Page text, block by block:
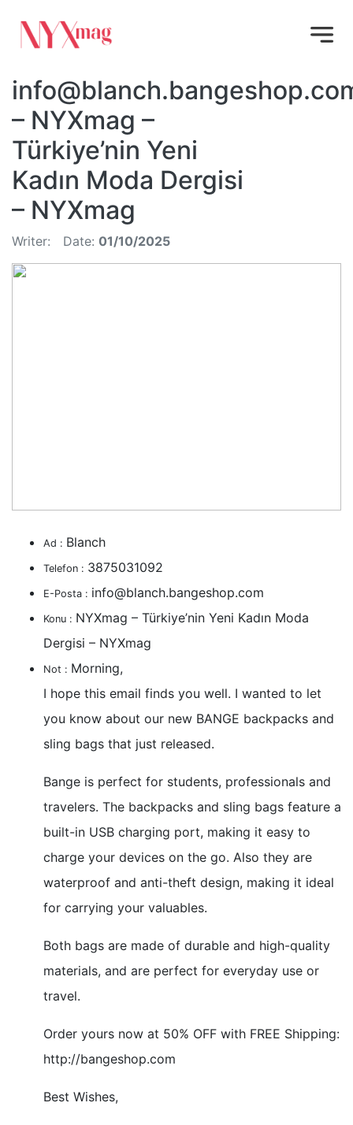
– NYXmag –
Türkiye’nin Yeni
Kadın Moda Dergisi
– NYXmag
Writer: Date: 01/10/2025
Ad : Blanch
Telefon : 3875031092
E-Posta : info@blanch.bangeshop.com
Konu : NYXmag – Türkiye’nin Yeni Kadın Moda
Dergisi – NYXmag
Not : Morning,
I hope this email finds you well. I wanted to let
you know about our new BANGE backpacks and
sling bags that just released.
Bange is perfect for students, professionals and
travelers. The backpacks and sling bags feature a
built-in USB charging port, making it easy to
charge your devices on the go. Also they are
waterproof and anti-theft design, making it ideal
for carrying your valuables.
Both bags are made of durable and high-quality
materials, and are perfect for everyday use or
travel.
Order yours now at 50% OFF with FREE Shipping:
http://bangeshop.com
Best Wishes,